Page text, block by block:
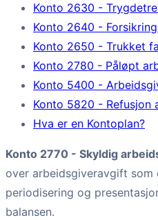
Konto 2630 -
Konto 2640 -
Konto 2650 - Trukket
Konto 2780 - Påløpt
Konto 5400 -
Konto 5820 - Refusjon
Hva er en Kontoplan?
Konto 2770 - Skyldig
over arbeidsgiveravgift
periodisering og
balansen.